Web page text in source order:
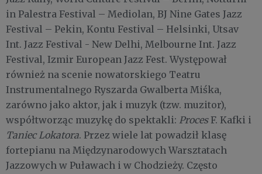
in Palestra Festival – Mediolan, BJ Nine Gates Jazz
Festival – Pekin, Kontu Festival – Helsinki, Utsav
Int. Jazz Festival - New Delhi, Melbourne Int. Jazz
Festival, Izmir European Jazz Fest. Występował
również na scenie nowatorskiego Teatru
Instrumentalnego Ryszarda Gwalberta Miśka,
zarówno jako aktor, jak i muzyk (tzw. muzitor),
współtworząc muzykę do spektakli: ProcesF. Kafki i
Taniec Lokatora. Przez wiele lat powadził klasę
fortepianu na Międzynarodowych Warsztatach
Jazzowych w Puławach i w Chodzieży. Często